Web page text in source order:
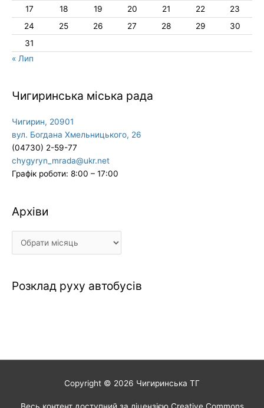
17
18 19 20 21 22
23
24
25 26 27 28 29
30
31
« Лип
Чигиринська міська рада
Чигирин, 20901
вул. Богдана Хмельницького, 26
(04730) 2-59-77
chygyryn_mrada@ukr.net
Графік роботи: 8:00 – 17:00
Архіви
Архіви
Розклад руху автобусів
Copyright © 2026 Чигиринська ТГ
Весь контент доступний за ліцензією Creative Commons